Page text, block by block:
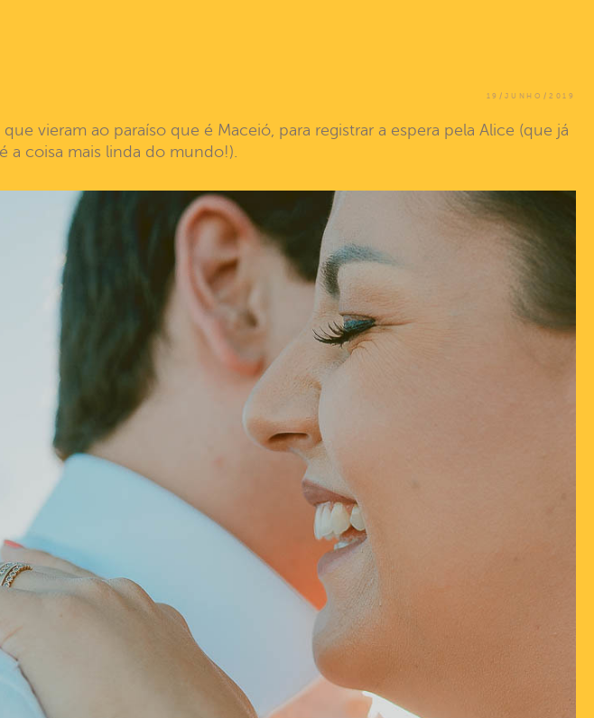
19/JUNHO/2019
vieram ao paraíso que é Maceió, para registrar a espera pela Alice (que já
a coisa mais linda do mundo!).